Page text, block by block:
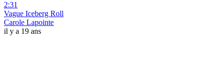
2:31
Vague Iceberg Roll
Carole Lapointe
il y a 19 ans